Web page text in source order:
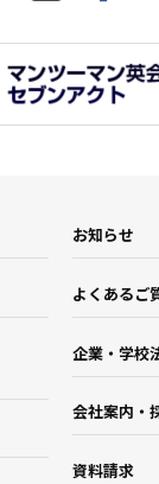
お知らせ
よくあるご
企業・学校
会社案内・
資料請求